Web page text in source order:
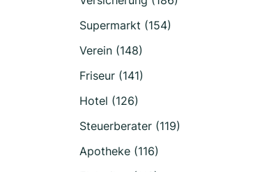
Supermarkt (154)
Verein (148)
Friseur (141)
Hotel (126)
Steuerberater (119)
Apotheke (116)